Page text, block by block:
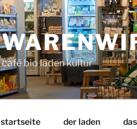
café bio laden kultur
startseite der laden